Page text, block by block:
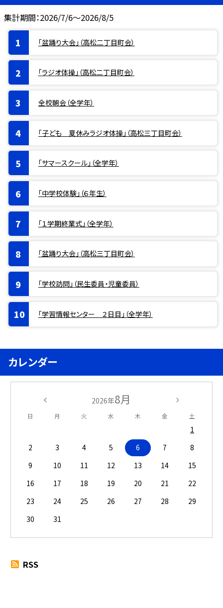
集計期間：2026/7/6～2026/8/5
「盆踊り大会」（高松二丁目町会）
「ラジオ体操」（高松二丁目町会）
全校朝会（全学年）
「子ども 夏休みラジオ体操」（高松三丁目町会）
「サマースクール」（全学年）
「中学校体験」（６年生）
「１学期終業式」（全学年）
「盆踊り大会」（高松三丁目町会）
「学校訪問」（民生委員・児童委員）
「学習情報センター ２日目」（全学年）
カレンダー
2026年8月
日 月 火 水 木 金 土
1
2
3 4 5 6 7
8
9
10 11 12 13 14
15
16
17 18 19 20 21
22
23
24 25 26 27 28
29
30
31
RSS